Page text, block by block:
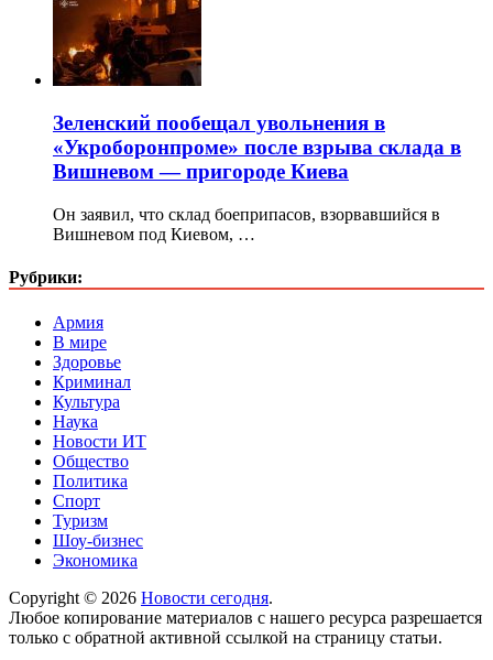
Зеленский пообещал увольнения в
«Укроборонпроме» после взрыва склада в
Вишневом — пригороде Киева
Он заявил, что склад боеприпасов, взорвавшийся в
Вишневом под Киевом, …
Рубрики:
Армия
В мире
Здоровье
Криминал
Культура
Наука
Новости ИТ
Общество
Политика
Спорт
Туризм
Шоу-бизнес
Экономика
Copyright © 2026 Новости сегодня.
Любое копирование материалов с нашего ресурса разрешается
только с обратной активной ссылкой на страницу статьи.